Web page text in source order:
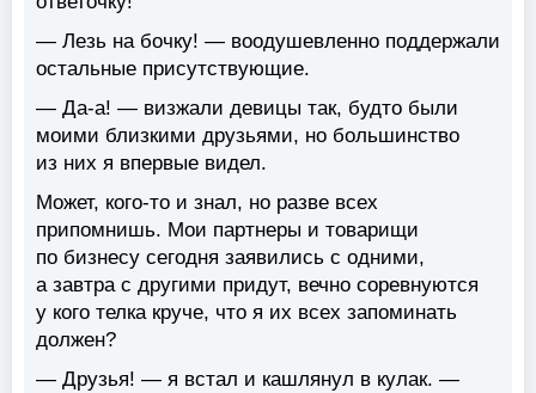
— Лезь на бочку! — воодушевленно поддержали
остальные присутствующие.
— Да-а! — визжали девицы так, будто были
моими близкими друзьями, но большинство
из них я впервые видел.
Может, кого-то и знал, но разве всех
припомнишь. Мои партнеры и товарищи
по бизнесу сегодня заявились с одними,
а завтра с другими придут, вечно соревнуются
у кого телка круче, что я их всех запоминать
должен?
— Друзья! — я встал и кашлянул в кулак. —